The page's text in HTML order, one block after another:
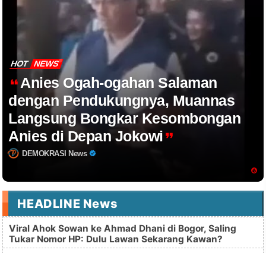
HOT NEWS
Anies Ogah-ogahan Salaman
dengan Pendukungnya, Muannas
Langsung Bongkar Kesombongan
Anies di Depan Jokowi
DEMOKRASI News
HEADLINE News
Viral Ahok Sowan ke Ahmad Dhani di Bogor, Saling
Tukar Nomor HP: Dulu Lawan Sekarang Kawan?